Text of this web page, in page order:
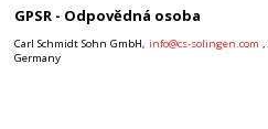
GPSR - Odpovědná osoba
Carl Schmidt Sohn GmbH, info@cs-solingen.com
Germany